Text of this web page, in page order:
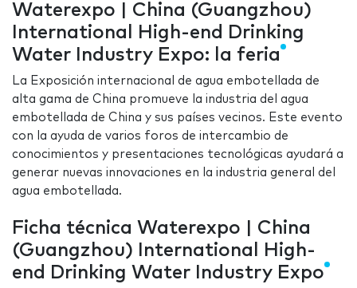
Waterexpo | China (Guangzhou)
International High-end Drinking
Water Industry Expo: la feria
La Exposición internacional de agua embotellada de
alta gama de China promueve la industria del agua
embotellada de China y sus países vecinos. Este evento
con la ayuda de varios foros de intercambio de
conocimientos y presentaciones tecnológicas ayudará a
generar nuevas innovaciones en la industria general del
agua embotellada.
Ficha técnica Waterexpo | China
(Guangzhou) International High-
end Drinking Water Industry Expo